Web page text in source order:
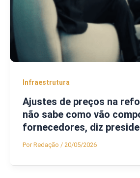
Infraestrutura
Ajustes de preços na
não sabe como vão
fornecedores, diz
PorRedação / 20/05/2026